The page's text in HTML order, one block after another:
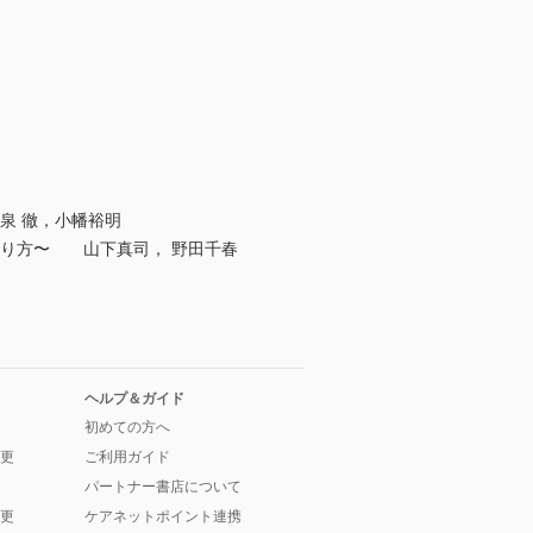
徹，小幡裕明
り方〜 山下真司， 野田千春
ヘルプ＆ガイド
初めての方へ
ご利用ガイド
パートナー書店について
ケアネットポイント連携